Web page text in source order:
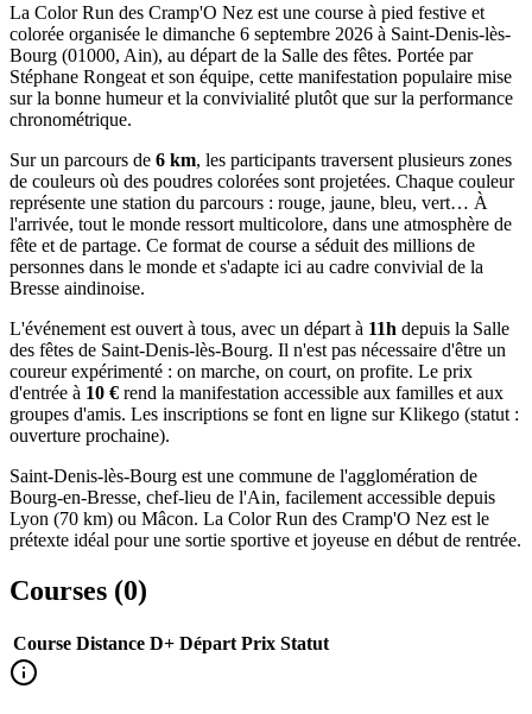
La Color Run des Cramp'O Nez est une course à pied festive et
colorée organisée le dimanche 6 septembre 2026 à Saint-Denis-lès-
Bourg (01000, Ain), au départ de la Salle des fêtes. Portée par
Stéphane Rongeat et son équipe, cette manifestation populaire mise
sur la bonne humeur et la convivialité plutôt que sur la performance
chronométrique.
Sur un parcours de 6 km, les participants traversent plusieurs zones
de couleurs où des poudres colorées sont projetées. Chaque couleur
représente une station du parcours : rouge, jaune, bleu, vert… À
l'arrivée, tout le monde ressort multicolore, dans une atmosphère de
fête et de partage. Ce format de course a séduit des millions de
personnes dans le monde et s'adapte ici au cadre convivial de la
Bresse aindinoise.
L'événement est ouvert à tous, avec un départ à 11h depuis la Salle
des fêtes de Saint-Denis-lès-Bourg. Il n'est pas nécessaire d'être un
coureur expérimenté : on marche, on court, on profite. Le prix
d'entrée à 10 € rend la manifestation accessible aux familles et aux
groupes d'amis. Les inscriptions se font en ligne sur Klikego (statut :
ouverture prochaine).
Saint-Denis-lès-Bourg est une commune de l'agglomération de
Bourg-en-Bresse, chef-lieu de l'Ain, facilement accessible depuis
Lyon (70 km) ou Mâcon. La Color Run des Cramp'O Nez est le
prétexte idéal pour une sortie sportive et joyeuse en début de rentrée.
Courses (0)
Course Distance D+ Départ Prix Statut